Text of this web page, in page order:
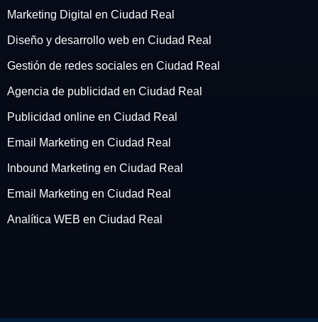
Marketing Digital en Ciudad Real
Diseño y desarrollo web en Ciudad Real
Gestión de redes sociales en Ciudad Real
Agencia de publicidad en Ciudad Real
Publicidad online en Ciudad Real
Email Marketing en Ciudad Real
Inbound Marketing en Ciudad Real
Email Marketing en Ciudad Real
Analítica WEB en Ciudad Real